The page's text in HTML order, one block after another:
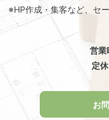
※HP作成・集客など、セ
営業
定
お